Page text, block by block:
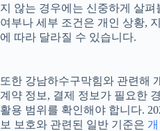
지 않는 경우에는 신중하게 살
여부나 세부 조건은 개인 상황,
에 따라 달라질 수 있습니다.
또한 강남하수구막힘와 관련해
계약 정보, 결제 정보가 필요한
활용 범위를 확인해야 합니다.
보 보호와 관련된 일반 기준은